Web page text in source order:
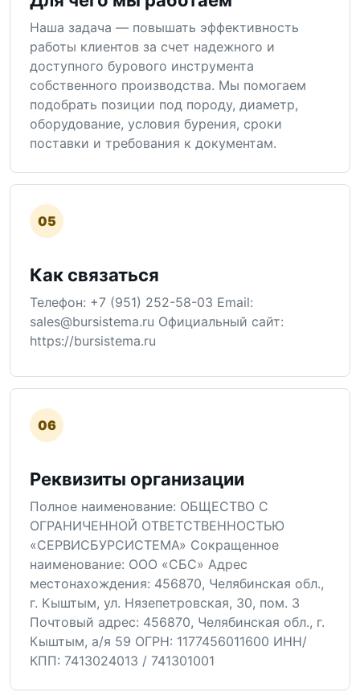
Наша задача — повышать эффективность
работы клиентов за счет надежного и
доступного бурового инструмента
собственного производства. Мы помогаем
подобрать позиции под породу, диаметр,
оборудование, условия бурения, сроки
поставки и требования к документам.
05
Как связаться
Телефон: +7 (951) 252-58-03 Email:
sales@bursistema.ru Официальный сайт:
https://bursistema.ru
06
Реквизиты организации
Полное наименование: ОБЩЕСТВО С
ОГРАНИЧЕННОЙ ОТВЕТСТВЕННОСТЬЮ
«СЕРВИСБУРСИСТЕМА» Сокращенное
наименование: ООО «СБС» Адрес
местонахождения: 456870, Челябинская обл.,
г. Кыштым, ул. Нязепетровская, 30, пом. 3
Почтовый адрес: 456870, Челябинская обл., г.
Кыштым, а/я 59 ОГРН: 1177456011600 ИНН/
КПП: 7413024013 / 741301001